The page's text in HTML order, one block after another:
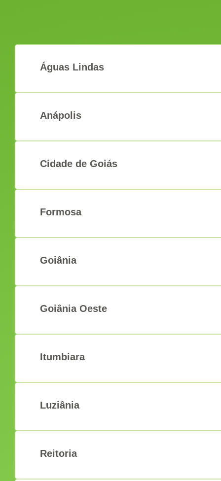
Águas Lindas
Anápolis
Cidade de Goiás
Formosa
Goiânia
Goiânia Oeste
Itumbiara
Luziânia
Reitoria